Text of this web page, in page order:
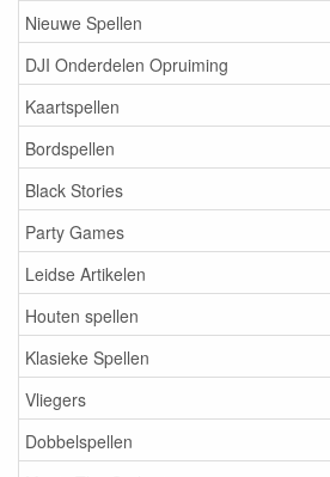
Nieuwe Spellen
DJI Onderdelen Opruiming
Kaartspellen
Bordspellen
Black Stories
Party Games
Leidse Artikelen
Houten spellen
Klasieke Spellen
Vliegers
Dobbelspellen